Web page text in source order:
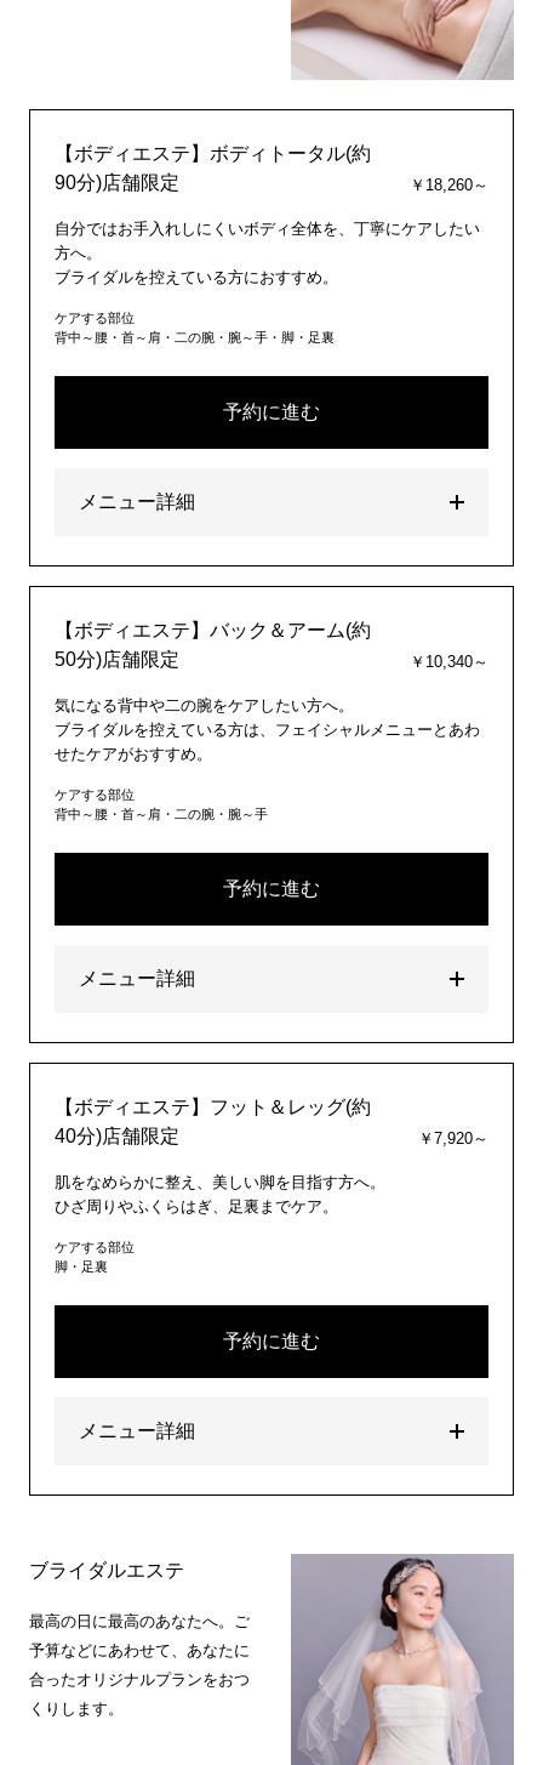
【ボディエステ】ボディトータル(約
90分)店舗限定
￥18,260～
自分ではお手入れしにくいボディ全体を、丁寧にケアしたい
方へ。
ブライダルを控えている方におすすめ。
ケアする部位
背中～腰・首～肩・二の腕・腕～手・脚・足裏
予約に進む
メニュー詳細
【ボディエステ】バック＆アーム(約
50分)店舗限定
￥10,340～
気になる背中や二の腕をケアしたい方へ。
ブライダルを控えている方は、フェイシャルメニューとあわ
せたケアがおすすめ。
ケアする部位
背中～腰・首～肩・二の腕・腕～手
予約に進む
メニュー詳細
【ボディエステ】フット＆レッグ(約
40分)店舗限定
￥7,920～
肌をなめらかに整え、美しい脚を目指す方へ。
ひざ周りやふくらはぎ、足裏までケア。
ケアする部位
脚・足裏
予約に進む
メニュー詳細
ブライダルエステ
最高の日に最高のあなたへ。ご
予算などにあわせて、あなたに
合ったオリジナルプランをおつ
くりします。